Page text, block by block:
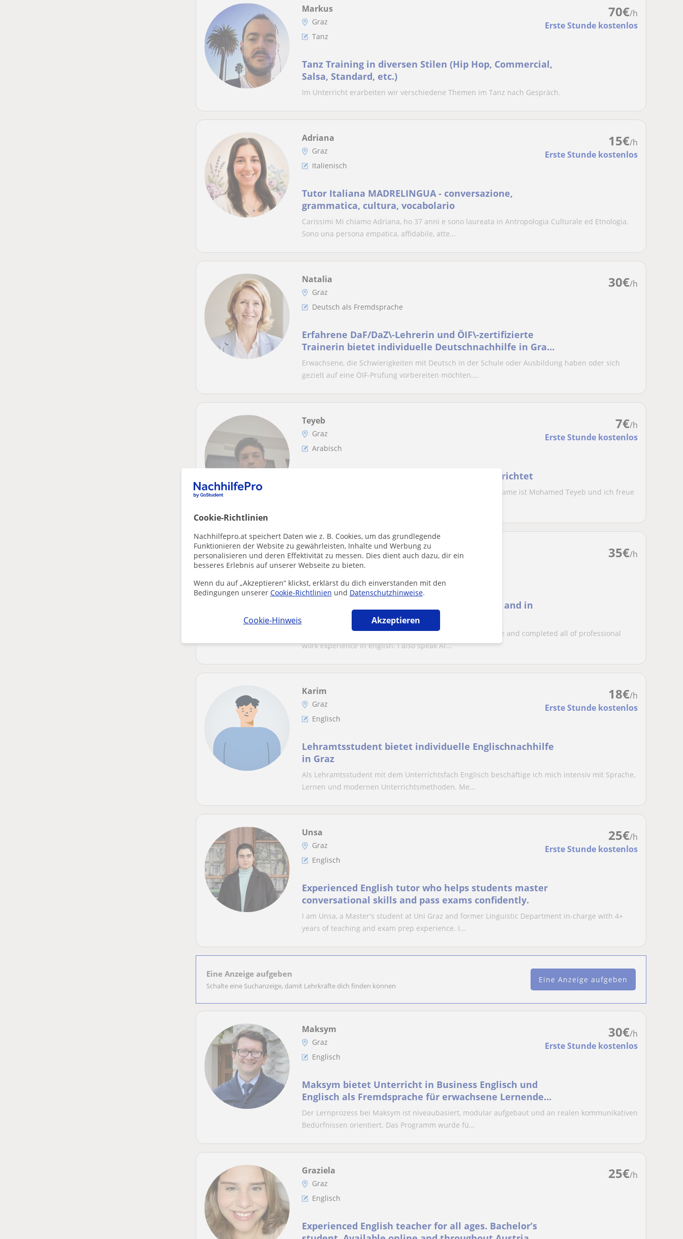
Cookie-Richtlinien
Nachhilfepro.at speichert Daten wie z. B. Cookies, um das grundlegende
Funktionieren der Website zu gewährleisten, Inhalte und Werbung zu
personalisieren und deren Effektivität zu messen. Dies dient auch dazu, dir ein
besseres Erlebnis auf unserer Webseite zu bieten.
Wenn du auf „Akzeptieren” klickst, erklärst du dich einverstanden mit den
Bedingungen unserer Cookie-Richtlinien und Datenschutzhinweise.
Cookie-Hinweis Akzeptieren
70€/h
Erste Stunde kostenlos
Markus
Graz
Tanz
Tanz Training in diversen Stilen (Hip Hop, Commercial,
Salsa, Standard, etc.)
Im Unterricht erarbeiten wir verschiedene Themen im Tanz nach Gespräch.
15€/h
Erste Stunde kostenlos
Adriana
Graz
Italienisch
Tutor Italiana MADRELINGUA - conversazione,
grammatica, cultura, vocabolario
Carissimi Mi chiamo Adriana, ho 37 anni e sono laureata in Antropologia Culturale ed Etnologia.
Sono una persona empatica, affidabile, atte...
30€/h
Natalia
Graz
Deutsch als Fremdsprache
Erfahrene DaF/DaZ\-Lehrerin und ÖIF\-zertifizierte
Trainerin bietet individuelle Deutschnachhilfe in Graz
(Präsenz & online)
Erwachsene, die Schwierigkeiten mit Deutsch in der Schule oder Ausbildung haben oder sich
gezielt auf eine ÖIF-Prüfung vorbereiten möchten....
7€/h
Erste Stunde kostenlos
Teyeb
Graz
Arabisch
Arabisch der kinder aller Altergruppe unterrichtet
Hallo und herzlich willkommen auf meinem Profil! ?Mein Name ist Mohamed Teyeb und ich freue
35€/h
Corné
Graz
English for beginners. All ages. Graz. Online and in
I am fluent in english and have finished a university degree and completed all of professional
work experience in english. I also speak Af...
18€/h
Erste Stunde kostenlos
Karim
Graz
Englisch
Lehramtsstudent bietet individuelle Englischnachhilfe
in Graz
Als Lehramtsstudent mit dem Unterrichtsfach Englisch beschäftige ich mich intensiv mit Sprache,
Lernen und modernen Unterrichtsmethoden. Me...
25€/h
Erste Stunde kostenlos
Unsa
Graz
Englisch
Experienced English tutor who helps students master
conversational skills and pass exams confidently.
I am Unsa, a Master's student at Uni Graz and former Linguistic Department in-charge with 4+
years of teaching and exam prep experience. I...
Eine Anzeige aufgeben
Schalte eine Suchanzeige, damit Lehrkräfte dich finden können
Eine Anzeige aufgeben
30€/h
Erste Stunde kostenlos
Maksym
Graz
Englisch
Maksym bietet Unterricht in Business Englisch und
Englisch als Fremdsprache für erwachsene Lernende
an
Der Lernprozess bei Maksym ist niveaubasiert, modular aufgebaut und an realen kommunikativen
Bedürfnissen orientiert. Das Programm wurde fü...
25€/h
Graziela
Graz
Englisch
Experienced English teacher for all ages. Bachelor’s